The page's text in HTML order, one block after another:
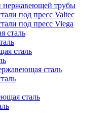
нержавеющей трубы
под пресс Valtec
под пресс Viega
сталь
сталь
сталь
сталь